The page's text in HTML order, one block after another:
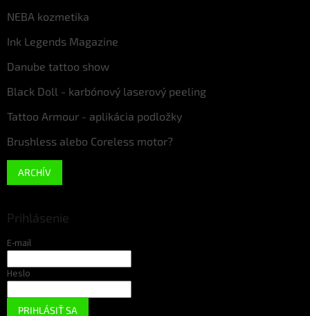
NEBA kozmetika
Ink Legends Magazine
Danube tattoo show
Black Doll - karbónový laserový peeling
Tattoo Armour - aplikácia podložky
Brushless alebo Coreless motor?
ARCHÍV
Prihlásenie
E-mail
Heslo
PRIHLÁSIŤ SA